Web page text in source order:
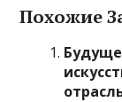
Похожие